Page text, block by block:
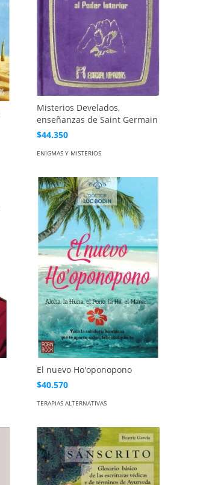
Misterios Develados,
enseñanzas de Saint Germain
$44.350
ENIGMAS Y MISTERIOS
El nuevo Ho'oponopono
$40.570
TERAPIAS ALTERNATIVAS